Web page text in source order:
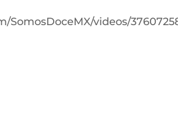
videos/